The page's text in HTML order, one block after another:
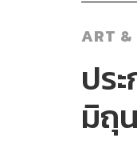
ART &
ปร
มิถุ